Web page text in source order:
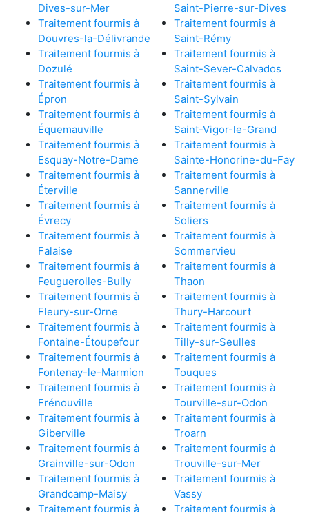
Dives-sur-Mer
Traitement fourmis à
Douvres-la-Délivrande
Traitement fourmis à
Dozulé
Traitement fourmis à
Épron
Traitement fourmis à
Équemauville
Traitement fourmis à
Esquay-Notre-Dame
Traitement fourmis à
Éterville
Traitement fourmis à
Évrecy
Traitement fourmis à
Falaise
Traitement fourmis à
Feuguerolles-Bully
Traitement fourmis à
Fleury-sur-Orne
Traitement fourmis à
Fontaine-Étoupefour
Traitement fourmis à
Fontenay-le-Marmion
Traitement fourmis à
Frénouville
Traitement fourmis à
Giberville
Traitement fourmis à
Grainville-sur-Odon
Traitement fourmis à
Grandcamp-Maisy
Traitement fourmis à
Saint-Pierre-sur-Dives
Traitement fourmis à
Saint-Rémy
Traitement fourmis à
Saint-Sever-Calvados
Traitement fourmis à
Saint-Sylvain
Traitement fourmis à
Saint-Vigor-le-Grand
Traitement fourmis à
Sainte-Honorine-du-Fay
Traitement fourmis à
Sannerville
Traitement fourmis à
Soliers
Traitement fourmis à
Sommervieu
Traitement fourmis à
Thaon
Traitement fourmis à
Thury-Harcourt
Traitement fourmis à
Tilly-sur-Seulles
Traitement fourmis à
Touques
Traitement fourmis à
Tourville-sur-Odon
Traitement fourmis à
Troarn
Traitement fourmis à
Trouville-sur-Mer
Traitement fourmis à
Vassy
Traitement fourmis à